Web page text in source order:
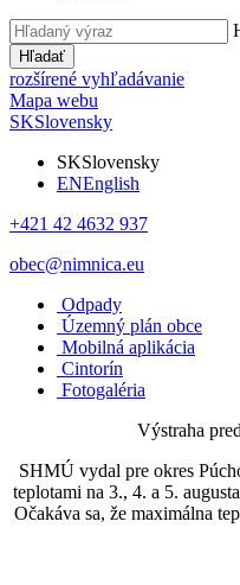
Hľadať
rozšírené vyhľadávanie
Mapa webu
SKSlovensky
SKSlovensky
ENEnglish
+421 42 4632 937
obec@nimnica.eu
Odpady
Územný plán obce
Mobilná aplikácia
Cintorín
Fotogaléria
Výstraha
SHMÚ vydal pre okres
teplotami na 3., 4. a 5.
Očakáva sa, že maximálna